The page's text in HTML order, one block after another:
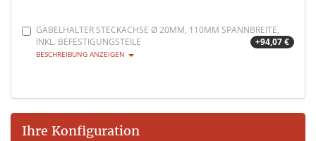
GABELHALTER STECKACHSE Ø 20MM, 110MM SPANNBREITE,
INKL. BEFESTIGUNGSTEILE
+94,07 €
BESCHREIBUNG ANZEIGEN
Ihre Konfiguration